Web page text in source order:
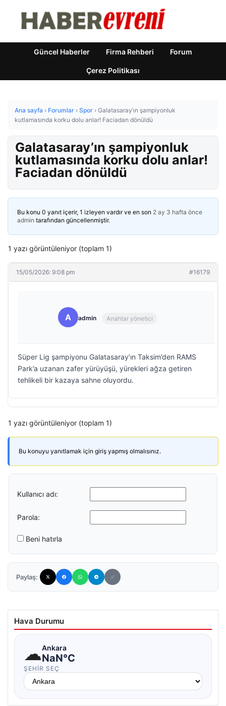
Güncel Haberler Firma Rehberi Forum
Çerez Politikası
Ana sayfa › Forumlar › Spor › Galatasaray’ın şampiyonluk
kutlamasında korku dolu anlar! Faciadan dönüldü
Galatasaray’ın şampiyonluk
kutlamasında korku dolu anlar!
Faciadan dönüldü
Bu konu 0 yanıt içerir, 1 izleyen vardır ve en son 2 ay 3 hafta önce
admin tarafından güncellenmiştir.
1 yazı görüntüleniyor (toplam 1)
15/05/2026: 9:08 pm #16179
A admin Anahtar yönetici
Süper Lig şampiyonu Galatasaray’ın Taksim’den RAMS
Park’a uzanan zafer yürüyüşü, yürekleri ağza getiren
tehlikeli bir kazaya sahne oluyordu.
1 yazı görüntüleniyor (toplam 1)
Bu konuyu yanıtlamak için giriş yapmış olmalısınız.
Kullanıcı adı:
Parola:
Beni hatırla
Paylaş:
Hava Durumu
☁Ankara
NaN°C
ŞEHIR SEÇ